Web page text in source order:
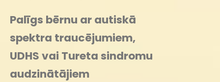
Palīgs bērnu ar autiskā
spektra traucējumiem,
UDHS vai Tureta sindromu
audzinātājiem